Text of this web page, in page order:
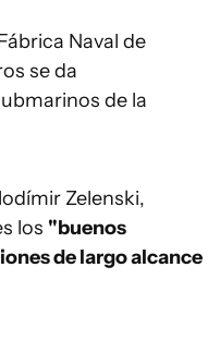
Naval de
se da
de la
Zelenski,
los "buenos
de largo alcance